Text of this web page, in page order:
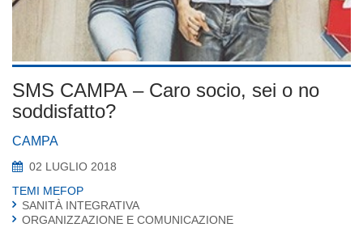
SMS CAMPA – Caro socio, sei o no
soddisfatto?
CAMPA
02 LUGLIO 2018
TEMI MEFOP
SANITÀ INTEGRATIVA
ORGANIZZAZIONE E COMUNICAZIONE